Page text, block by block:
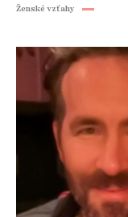
Ženské vzťahy